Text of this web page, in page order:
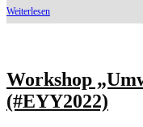
Workshop
(#EYY2022)